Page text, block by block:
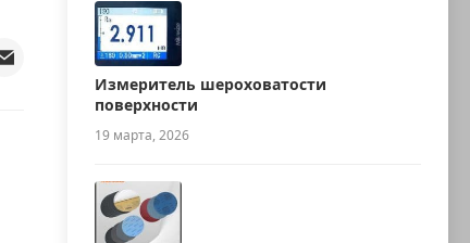
Измеритель шероховатости
поверхности
19 марта, 2026